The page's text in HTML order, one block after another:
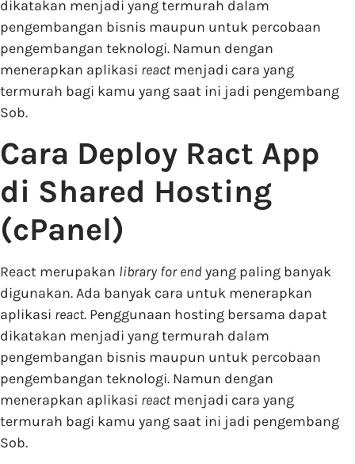
dikatakan menjadi yang termurah dalam
pengembangan bisnis maupun untuk percobaan
pengembangan teknologi. Namun dengan
menerapkan aplikasi reactmenjadi cara yang
termurah bagi kamu yang saat ini jadi pengembang
Sob.
Cara Deploy Ract App
di Shared Hosting
(cPanel)
React merupakan library for end yang paling banyak
digunakan. Ada banyak cara untuk menerapkan
aplikasi react. Penggunaan hosting bersama dapat
dikatakan menjadi yang termurah dalam
pengembangan bisnis maupun untuk percobaan
pengembangan teknologi. Namun dengan
menerapkan aplikasi reactmenjadi cara yang
termurah bagi kamu yang saat ini jadi pengembang
Sob.